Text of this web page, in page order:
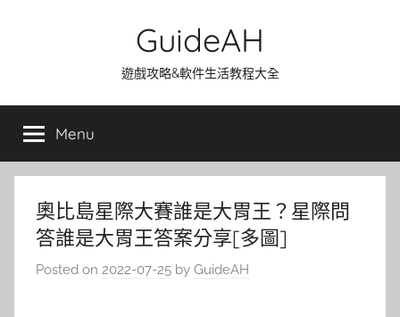
GuideAH
遊戲攻略&軟件生活教程大全
Menu
奧比島星際大賽誰是大胃王？星際問
答誰是大胃王答案分享[多圖]
Posted on 2022-07-25 by GuideAH